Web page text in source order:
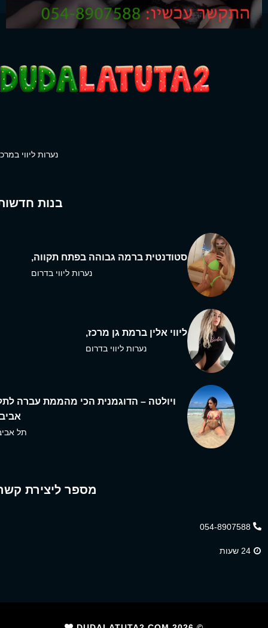
נערות ליווי
בנות
סטודנטית ברמה גבוהה בפתח תקווה,
נערות ליווי בדרום
ליווי אלין ברמת גן מרכז,
נערות ליווי בדרום
ויולטה – הדוגמנית הכי מהממת עברה
תל
מספר ליצירת
054-8907588
24 שעות